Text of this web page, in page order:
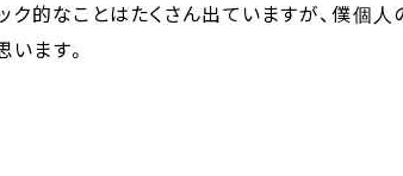
ク的なことはたくさん出ていますが、僕個
ます。